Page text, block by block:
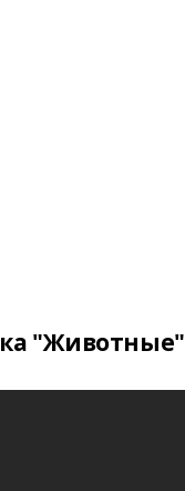
"Животные"